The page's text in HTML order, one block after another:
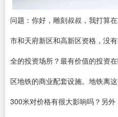
问题：你好，雕刻叔叔，我打算
市和天府新区和高新区资格，没
全的投资场所？最有价值的投资
区地铁的商业配套设施。地铁离
300米对价格有很大影响吗？另